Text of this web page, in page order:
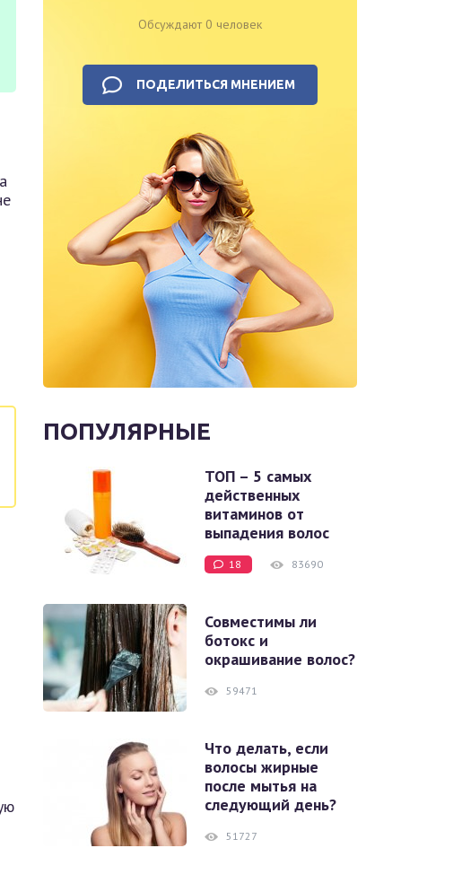
Обсуждают 0 человек
ПОДЕЛИТЬСЯ МНЕНИЕМ
ПОПУЛЯРНЫЕ
ТОП – 5 самых
действенных
витаминов от
выпадения волос
18 83690
Совместимы ли
ботокс и
окрашивание волос?
59471
Что делать, если
волосы жирные
после мытья на
следующий день?
51727